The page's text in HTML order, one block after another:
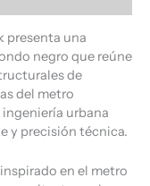
presenta una
negro que reúne
de
del metro
urbana
y precisión técnica.
en el metro